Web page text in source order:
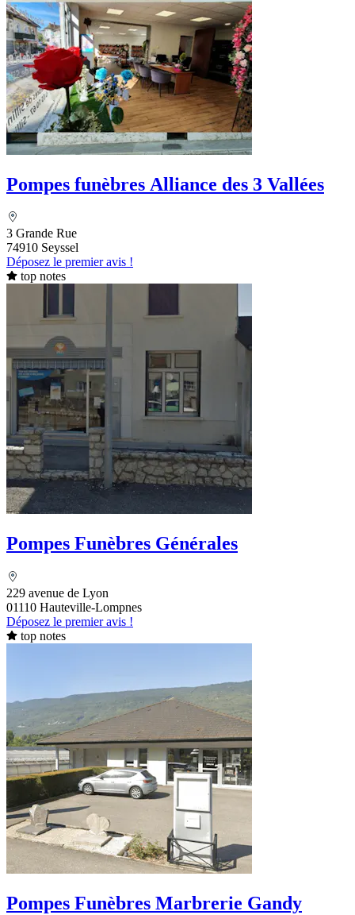
Pompes funèbres Alliance des 3 Vallées
3 Grande Rue
74910 Seyssel
Déposez le premier avis !
top notes
Pompes Funèbres Générales
229 avenue de Lyon
01110 Hauteville-Lompnes
Déposez le premier avis !
top notes
Pompes Funèbres Marbrerie Gandy